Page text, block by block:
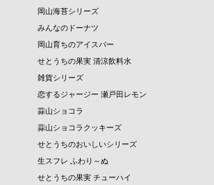
岡山海苔シリーズ
みんなのドーナツ
岡山育ちのアイスバー
せとうちの果実 清涼飲料水
雑貨シリーズ
恋するジャージー 瀬戸田レモン
蒜山ショコラ
蒜山ショコラクッキーズ
せとうちのおいしいシリーズ
生スフレ ふわり～ぬ
せとうちの果実 チューハイ